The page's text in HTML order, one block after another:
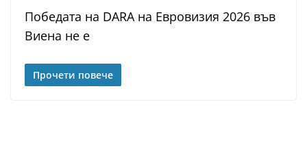
Победата на DARA на Евровизия 2026 във
Виена не е
Прочети повече